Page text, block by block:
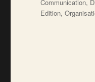
Communication,
Edition,